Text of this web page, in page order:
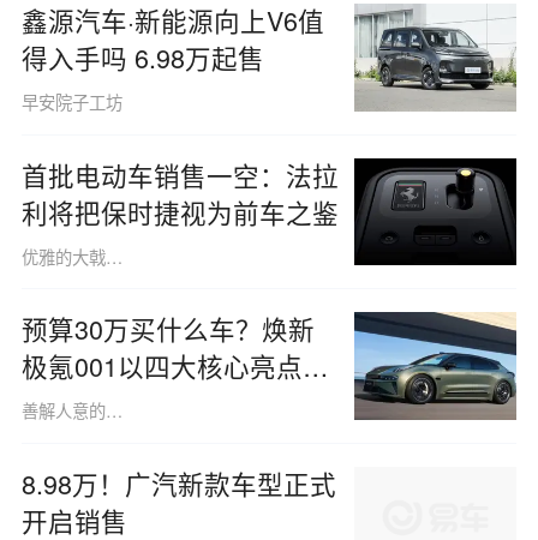
鑫源汽车·新能源向上V6值
得入手吗 6.98万起售
早安院子工坊
首批电动车销售一空：法拉
利将把保时捷视为前车之鉴
优雅的大戟草1458
预算30万买什么车？焕新
极氪001以四大核心亮点揭
晓答案 善解人意的杜鹃花科1422
8.98万！广汽新款车型正式
开启销售